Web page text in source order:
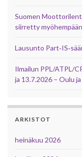
Suomen
siirretty
Lausunto
Ilmailun PPL/ATPL/
ja 13.7.2026 – Oulu
ARKISTOT
heinäkuu 2026